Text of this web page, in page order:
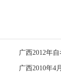
广西2012年
广西2010年4